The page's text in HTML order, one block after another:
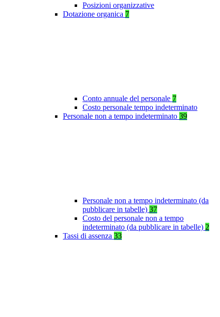
Posizioni organizzative
Dotazione organica 7
Conto annuale del personale 7
Costo personale tempo indeterminato
Personale non a tempo indeterminato 39
Personale non a tempo indeterminato (da
pubblicare in tabelle) 37
Costo del personale non a tempo
indeterminato (da pubblicare in tabelle) 2
Tassi di assenza 33